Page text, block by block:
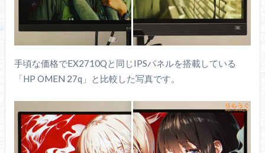
手頃な価格でEX2710Qと同じIPSパネルを搭載している
「HP OMEN 27q」と比較した写真です。